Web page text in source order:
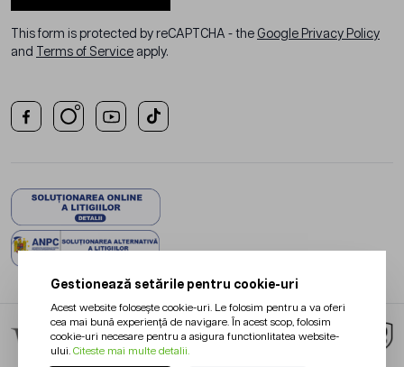
This form is protected by reCAPTCHA - the Google Privacy Policy
and
Terms of Service apply.
Gestionează setările pentru cookie-uri
Acest website folosește cookie-uri. Le folosim pentru a va oferi
cea mai bună experiență de navigare. În acest scop, folosim
cookie-uri necesare pentru a asigura functionlitatea website-
ului. Citeste mai multe detalii.